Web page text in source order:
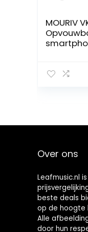
MOURIV
Over ons
Leafmusic.nl
beste deals
op de hoogte
Alle
door hun